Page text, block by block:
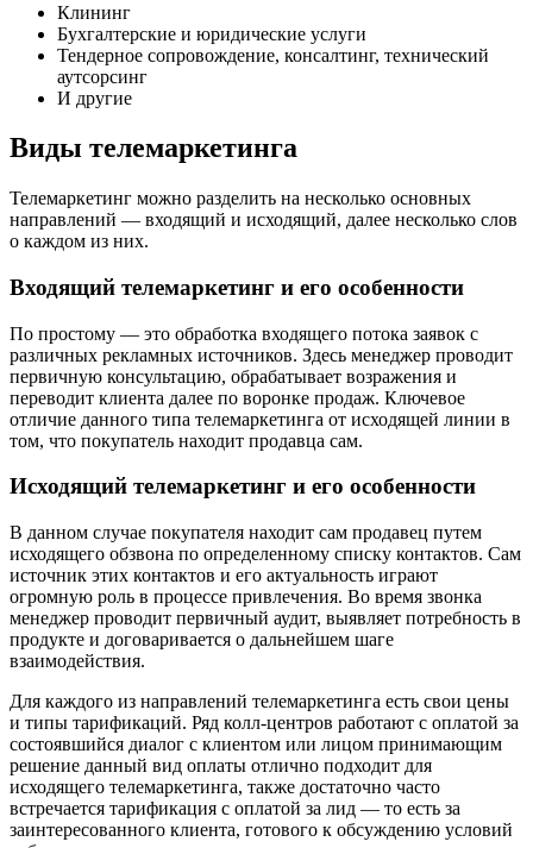
Клининг
Бухгалтерские и юридические услуги
Тендерное сопровождение, консалтинг, технический
аутсорсинг
И другие
Виды телемаркетинга
Телемаркетинг можно разделить на несколько основных
направлений — входящий и исходящий, далее несколько слов
о каждом из них.
Входящий телемаркетинг и его особенности
По простому — это обработка входящего потока заявок с
различных рекламных источников. Здесь менеджер проводит
первичную консультацию, обрабатывает возражения и
переводит клиента далее по воронке продаж. Ключевое
отличие данного типа телемаркетинга от исходящей линии в
том, что покупатель находит продавца сам.
Исходящий телемаркетинг и его особенности
В данном случае покупателя находит сам продавец путем
исходящего обзвона по определенному списку контактов. Сам
источник этих контактов и его актуальность играют
огромную роль в процессе привлечения. Во время звонка
менеджер проводит первичный аудит, выявляет потребность в
продукте и договаривается о дальнейшем шаге
взаимодействия.
Для каждого из направлений телемаркетинга есть свои цены
и типы тарификаций. Ряд колл-центров работают с оплатой за
состоявшийся диалог с клиентом или лицом принимающим
решение данный вид оплаты отлично подходит для
исходящего телемаркетинга, также достаточно часто
встречается тарификация с оплатой за лид — то есть за
заинтересованного клиента, готового к обсуждению условий